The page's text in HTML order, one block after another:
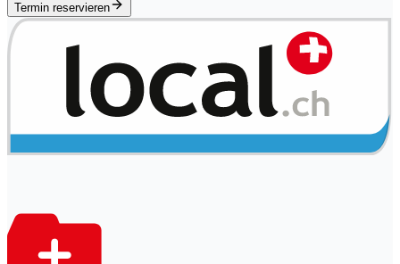
Termin reservieren